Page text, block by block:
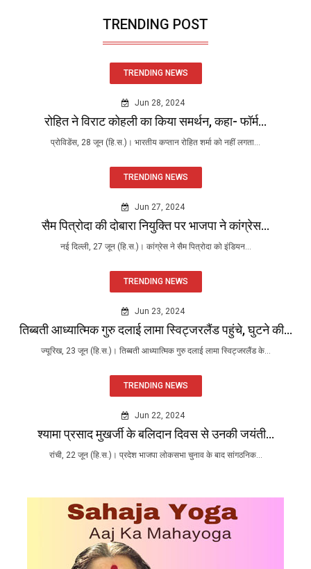
TRENDING POST
TRENDING NEWS
Jun 28, 2024
रोहित ने विराट कोहली का किया समर्थन, कहा- फॉर्म...
प्रोविडेंस, 28 जून (हि.स.)। भारतीय कप्तान रोहित शर्मा को नहीं लगता...
TRENDING NEWS
Jun 27, 2024
सैम पित्रोदा की दोबारा नियुक्ति पर भाजपा ने कांग्रेस...
नई दिल्ली, 27 जून (हि.स.)। कांग्रेस ने सैम पित्रोदा को इंडियन...
TRENDING NEWS
Jun 23, 2024
तिब्बती आध्यात्मिक गुरु दलाई लामा स्विट्जरलैंड पहुंचे, घुटने की...
ज्यूरिख, 23 जून (हि.स.)। तिब्बती आध्यात्मिक गुरु दलाई लामा स्विट्जरलैंड के...
TRENDING NEWS
Jun 22, 2024
श्यामा प्रसाद मुखर्जी के बलिदान दिवस से उनकी जयंती...
रांची, 22 जून (हि.स.)। प्रदेश भाजपा लोकसभा चुनाव के बाद सांगठनिक...